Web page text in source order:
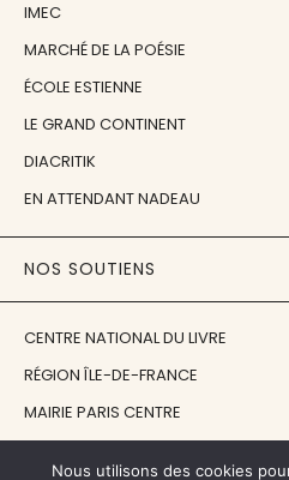
IMEC
MARCHÉ DE LA POÉSIE
ÉCOLE ESTIENNE
LE GRAND CONTINENT
DIACRITIK
EN ATTENDANT NADEAU
NOS SOUTIENS
CENTRE NATIONAL DU LIVRE
RÉGION ÎLE-DE-FRANCE
MAIRIE PARIS CENTRE
Nous utilisons des cookies